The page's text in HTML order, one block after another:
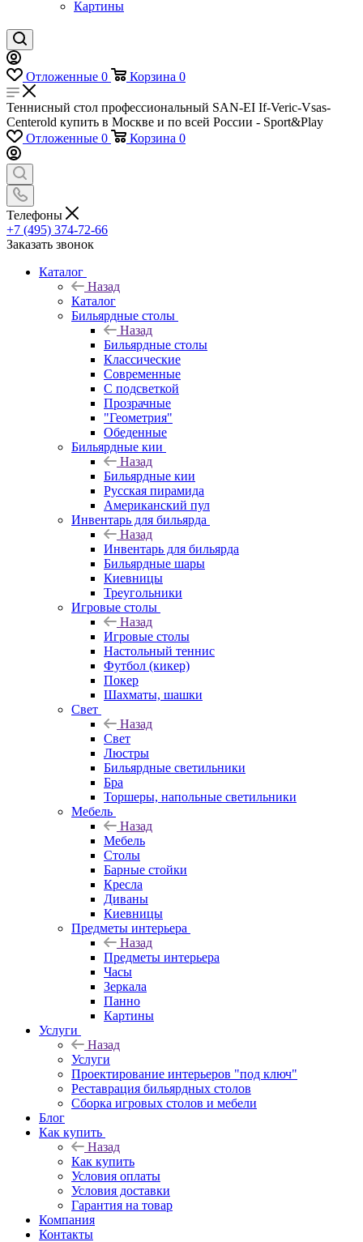
Картины
Отложенные 0 Корзина 0
Теннисный стол профессиональный SAN-EI If-Veric-Vsas-
Centerold купить в Москве и по всей России - Sport&Play
Отложенные 0 Корзина 0
Телефоны
+7 (495) 374-72-66
Заказать звонок
Каталог
Назад
Каталог
Бильярдные столы
Назад
Бильярдные столы
Классические
Современные
С подсветкой
Прозрачные
"Геометрия"
Обеденные
Бильярдные кии
Назад
Бильярдные кии
Русская пирамида
Американский пул
Инвентарь для бильярда
Назад
Инвентарь для бильярда
Бильярдные шары
Киевницы
Треугольники
Игровые столы
Назад
Игровые столы
Настольный теннис
Футбол (кикер)
Покер
Шахматы, шашки
Свет
Назад
Свет
Люстры
Бильярдные светильники
Бра
Торшеры, напольные светильники
Мебель
Назад
Мебель
Столы
Барные стойки
Кресла
Диваны
Киевницы
Предметы интерьера
Назад
Предметы интерьера
Часы
Зеркала
Панно
Картины
Услуги
Назад
Услуги
Проектирование интерьеров "под ключ"
Реставрация бильярдных столов
Сборка игровых столов и мебели
Блог
Как купить
Назад
Как купить
Условия оплаты
Условия доставки
Гарантия на товар
Компания
Контакты